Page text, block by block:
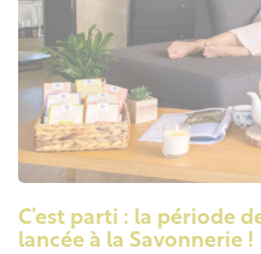
C’est parti : la période
lancée à la Savonnerie !